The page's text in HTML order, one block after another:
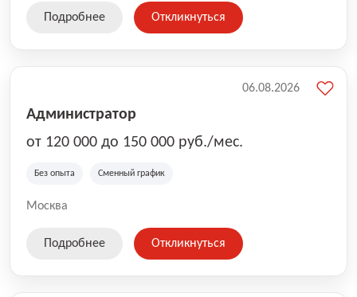
Подробнее Откликнуться
Администратор
от 120 000 до 150 000 руб./мес.
Без опыта Сменный график
Москва
06.08.2026
Подробнее Откликнуться